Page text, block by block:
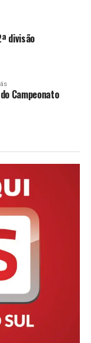
divisão
Campeonato